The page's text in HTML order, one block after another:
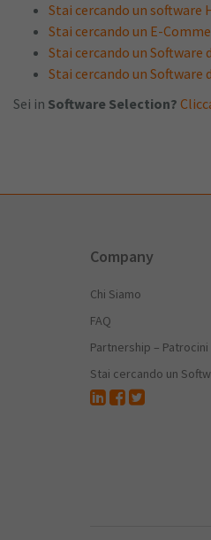
Stai cercando un software
Stai cercando un E-
Stai cercando un
Stai cercando un Software
Sei in Software Selection?
Company
Chi Siamo
FAQ
Partnership – Patrocini
Stai cercando un